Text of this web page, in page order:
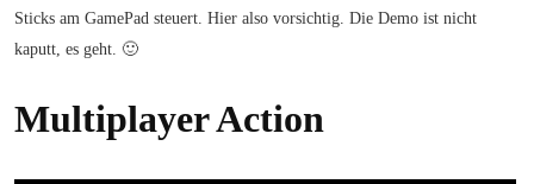
Sticks am GamePad steuert. Hier also vorsichtig. Die Demo ist nicht
kaputt, es geht. 🙂
Multiplayer Action